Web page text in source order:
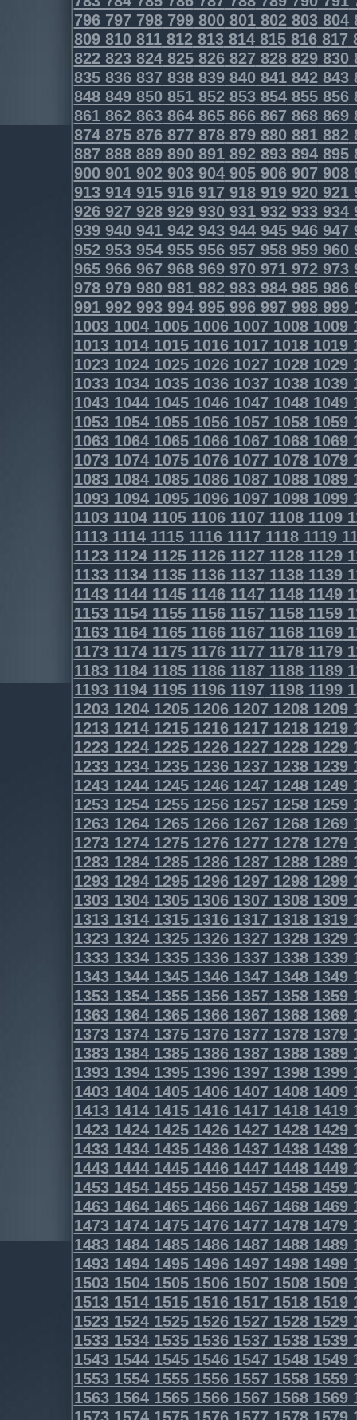
796797798799800801802803804
809810811812813814815816817
822823824825826827828829830
835836837838839840841842843
848849850851852853854855856
861862863864865866867868869
874875876877878879880881882
887888889890891892893894895
900901902903904905906907908
913914915916917918919920921
926927928929930931932933934
939940941942943944945946947
952953954955956957958959960
965966967968969970971972973
978979980981982983984985986
991992993994995996997998999
1003100410051006100710081009
1013101410151016101710181019
1023102410251026102710281029
1033103410351036103710381039
1043104410451046104710481049
1053105410551056105710581059
1063106410651066106710681069
1073107410751076107710781079
1083108410851086108710881089
1093109410951096109710981099
1103110411051106110711081109
1113111411151116111711181119
1123112411251126112711281129
1133113411351136113711381139
1143114411451146114711481149
1153115411551156115711581159
1163116411651166116711681169
1173117411751176117711781179
1183118411851186118711881189
1193119411951196119711981199
1203120412051206120712081209
1213121412151216121712181219
1223122412251226122712281229
1233123412351236123712381239
1243124412451246124712481249
1253125412551256125712581259
1263126412651266126712681269
1273127412751276127712781279
1283128412851286128712881289
1293129412951296129712981299
1303130413051306130713081309
1313131413151316131713181319
1323132413251326132713281329
1333133413351336133713381339
1343134413451346134713481349
1353135413551356135713581359
1363136413651366136713681369
1373137413751376137713781379
1383138413851386138713881389
1393139413951396139713981399
1403140414051406140714081409
1413141414151416141714181419
1423142414251426142714281429
1433143414351436143714381439
1443144414451446144714481449
1453145414551456145714581459
1463146414651466146714681469
1473147414751476147714781479
1483148414851486148714881489
1493149414951496149714981499
1503150415051506150715081509
1513151415151516151715181519
1523152415251526152715281529
1533153415351536153715381539
1543154415451546154715481549
1553155415551556155715581559
1563156415651566156715681569